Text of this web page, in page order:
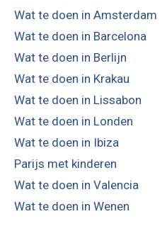
Wat te doen in Amsterdam
Wat te doen in Barcelona
Wat te doen in Berlijn
Wat te doen in Krakau
Wat te doen in Lissabon
Wat te doen in Londen
Wat te doen in Ibiza
Parijs met kinderen
Wat te doen in Valencia
Wat te doen in Wenen